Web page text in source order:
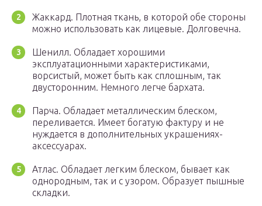
Жаккард. Плотная ткань, в которой обе стороны
можно использовать как лицевые. Долговечна.
Шенилл. Обладает хорошими
эксплуатационными характеристиками,
ворсистый, может быть как сплошным, так
двусторонним. Немного легче бархата.
Парча. Обладает металлическим блеском,
переливается. Имеет богатую фактуру и не
нуждается в дополнительных украшениях-
аксессуарах.
Атлас. Обладает легким блеском, бывает как
однородным, так и с узором. Образует пышные
складки.